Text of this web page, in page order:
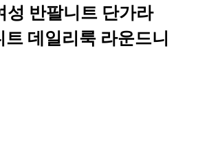
성 반팔니트 단가라
데일리룩 라운드니